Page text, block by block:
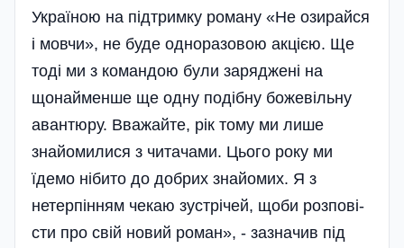
Україною на підтримку роману «Не озирайся
і мовчи», не буде одноразовою акцією. Ще
тоді ми з командою були заряджені на
щонайменше ще одну подібну божевільну
авантюру. Вважайте, рік тому ми лише
знайомилися з читачами. Цього року ми
їдемо нібито до добрих знайомих. Я з
нетерпінням чекаю зустрічей, щоби розпові­
сти про свій новий роман», - зазначив під